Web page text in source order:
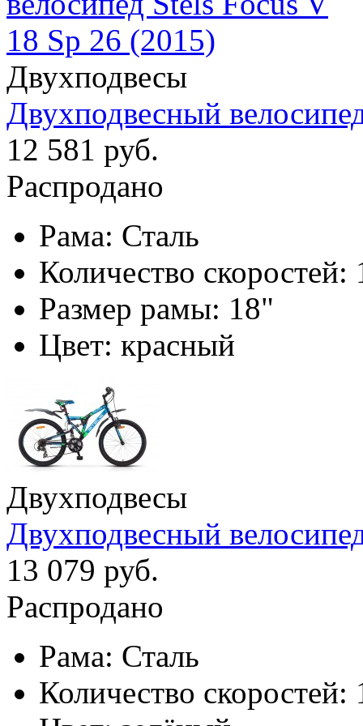
Двухподвесы
Двухподвесный
12 581 руб.
Распродано
Рама: Сталь
Количество скоростей:
Размер рамы: 18"
Цвет: красный
Двухподвесы
Двухподвесный
13 079 руб.
Распродано
Рама: Сталь
Количество скоростей: